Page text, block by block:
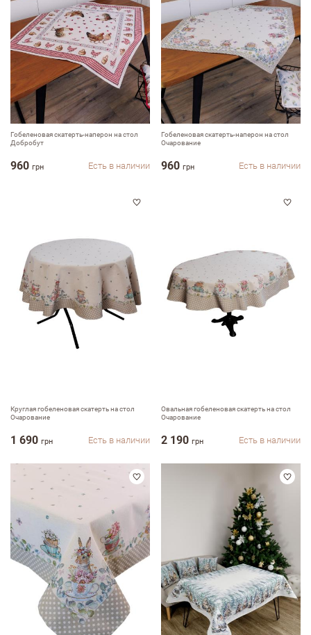
Гобеленовая скатерть-наперон на стол
Добробут
960 грн Есть в наличии
Гобеленовая скатерть-наперон на стол
Очарование
960 грн Есть в наличии
Круглая гобеленовая скатерть на стол
Очарование
1 690 грн Есть в наличии
Овальная гобеленовая скатерть на стол
Очарование
2 190 грн Есть в наличии
Достоинства